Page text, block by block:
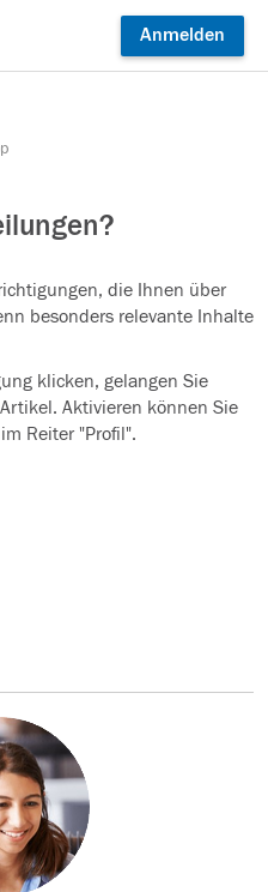
Anmelden
die Ihnen über
besonders relevante Inhalte
klicken, gelangen Sie
Aktivieren können Sie
Reiter "Profil".